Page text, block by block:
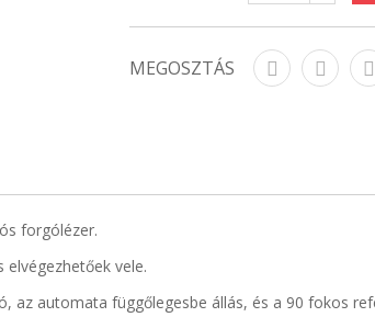
MEGOSZTÁS
forgólézer.
vele.
automata függőlegesbe állás, és a 90 fokos